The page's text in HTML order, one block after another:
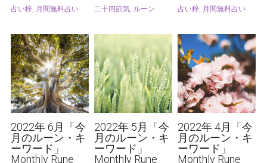
占い梓, 月間無料占い
二十四節気, ルーン
占い梓, 月間無料占い
2022年 6月「今
月のルーン・キ
ーワード」
Monthly Rune
2022年 5月「今
月のルーン・キ
ーワード」
Monthly Rune
2022年 4月「今
月のルーン・キ
ーワード」
Monthly Rune